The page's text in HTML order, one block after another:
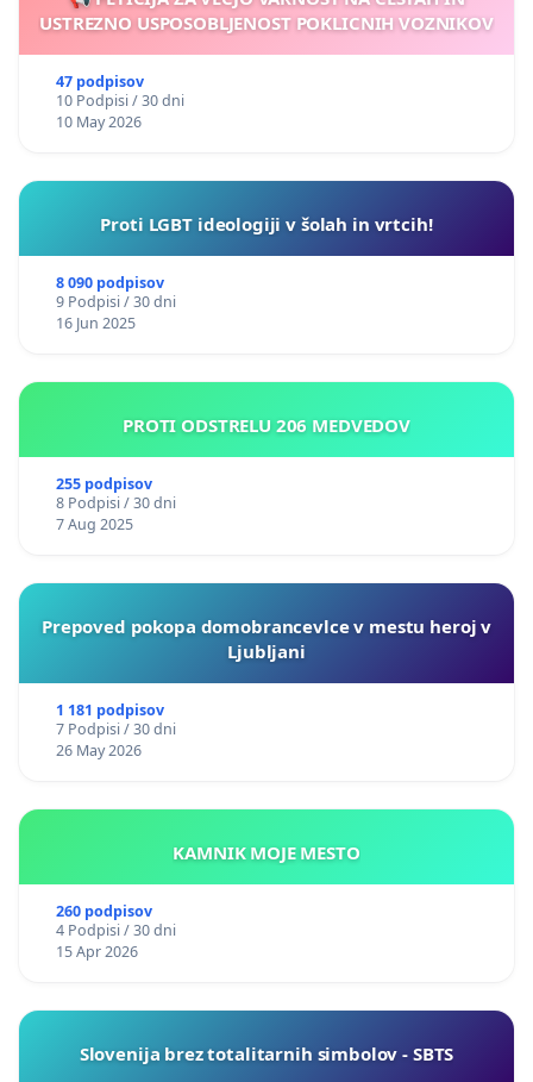
USTREZNO USPOSOBLJENOST POKLICNIH VOZNIKOV
47 podpisov
10 Podpisi / 30 dni
10 May 2026
Proti LGBT ideologiji v šolah in vrtcih!
8 090 podpisov
9 Podpisi / 30 dni
16 Jun 2025
PROTI ODSTRELU 206 MEDVEDOV
255 podpisov
8 Podpisi / 30 dni
7 Aug 2025
Prepoved pokopa domobrancevlce v mestu heroj v
Ljubljani
1 181 podpisov
7 Podpisi / 30 dni
26 May 2026
KAMNIK MOJE MESTO
260 podpisov
4 Podpisi / 30 dni
15 Apr 2026
Slovenija brez totalitarnih simbolov - SBTS